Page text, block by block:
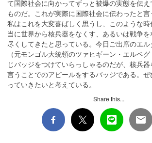
て国際社会に向かってずっと被爆の実態を伝
ものだ。これが実際に国際社会に伝わったと言
私はこれを大変喜ばしく思うし、このような
当に世界から核兵器をなくす、あるいは戦争
尽くしてきたと思っている。今日ご出席のエ
（元モンゴル大統領のツァヒギーン・エルベ
じバッジをつけていらっしゃるのだが、核兵器
言うことでのアピールをするバッジである。
っていきたいと考えている。
Share this...